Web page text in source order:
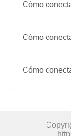
Cómo
Cómo
Cómo